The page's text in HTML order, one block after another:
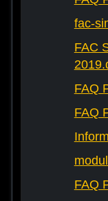
fac-
FAC
FAQ
FAQ
FAQ